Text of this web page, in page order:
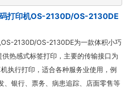
打印机OS-2130D/OS-2130DE
2130D/OS-2130DE为一款体积小巧
热感式标签打印，主要的传输接口为
执行打印，适合各种服务业使用，例
、银行、票务、病患追踪、店面零售等